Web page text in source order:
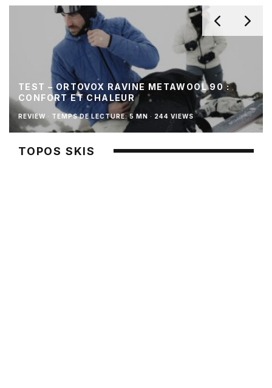
TEST – ORTOVOX RAVINE METAWOOL 90 :
CONFORT ET CHALEUR
REVIEW · TEMPS DE LECTURE: 5 MN · 244 VIEWS
TOPOS SKIS